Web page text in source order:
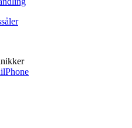
Phone